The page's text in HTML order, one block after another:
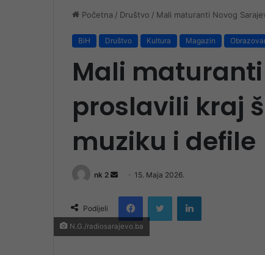
Početna / Društvo / Mali maturanti Novog
BiH Društvo Kultura Magazin
Mali
proslavili kraj
muziku i defile
nk 2
Send
email
15. Maja 2026.
Podijeli
FacebookTwitter LinkedIn
N.G./radiosarajevo.ba